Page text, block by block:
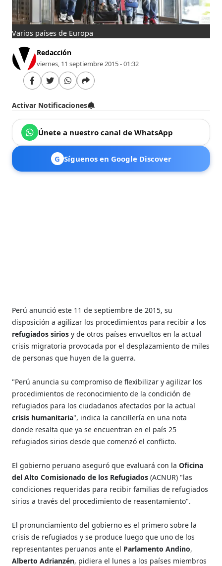
Varios países de Europa
Redacción
viernes, 11 septiembre 2015 - 01:32
Activar Notificaciones
Únete a nuestro canal de WhatsApp
G Síguenos en Google Discover
Perú anunció este 11 de septiembre de 2015, su
disposición a agilizar los procedimientos para recibir a los
refugiados sirios y de otros países envueltos en la actual
crisis migratoria provocada por el desplazamiento de miles
de personas que huyen de la guerra.
"Perú anuncia su compromiso de flexibilizar y agilizar los
procedimientos de reconocimiento de la condición de
refugiados para los ciudadanos afectados por la actual
crisis humanitaria", indica la cancillería en una nota
donde resalta que ya se encuentran en el país 25
refugiados sirios desde que comenzó el conflicto.
El gobierno peruano aseguró que evaluará con la Oficina
del Alto Comisionado de los Refugiados(ACNUR) "las
condiciones requeridas para recibir familias de refugiados
sirios a través del procedimiento de reasentamiento".
El pronunciamiento del gobierno es el primero sobre la
crisis de refugiados y se produce luego que uno de los
representantes peruanos ante el Parlamento Andino,
Alberto Adrianzén, pidiera el lunes a los países miembros